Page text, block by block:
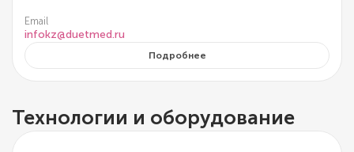
Email
infokz@duetmed.ru
Подробнее
Технологии и оборудование